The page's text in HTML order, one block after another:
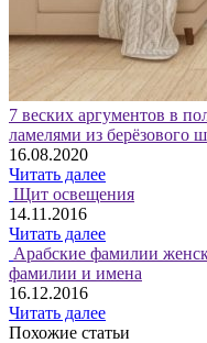
7 веских аргументов в
ламелями из берёзового
16.08.2020
Читать далее
Щит освещения
14.11.2016
Читать далее
Арабские фамилии
фамилии и имена
16.12.2016
Читать далее
Похожие статьи